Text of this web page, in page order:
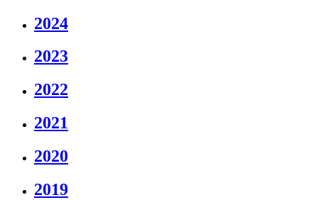
2024
2023
2022
2021
2020
2019